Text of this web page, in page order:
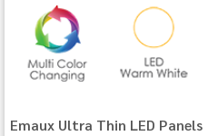
Emaux Ultra Thin LED Panels